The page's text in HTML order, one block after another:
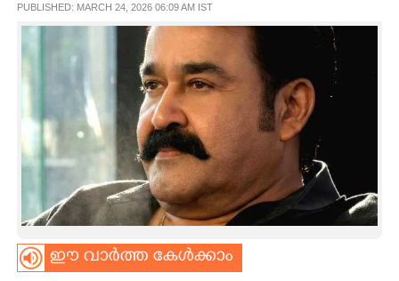
LIFESTYLE
SPIRITUAL
INFO+
ART
ASTRO
CARTOONS
PUBLISHED: MARCH 24, 2026 06:09 AM IST
ഈ വാർത്ത കേൾക്കാം